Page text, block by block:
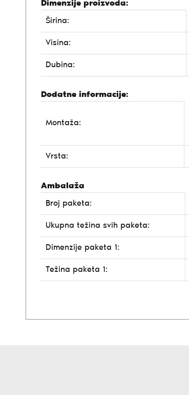
Dimenzije proizvoda:
Širina:
Visina:
Dubina:
Dodatne informacije:
Montaža:
Vrsta:
Ambalaža
Broj paketa:
Ukupna težina svih paketa:
Dimenzije paketa 1:
Težina paketa 1: